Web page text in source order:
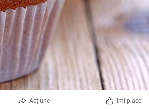
Acțiune Îmi place